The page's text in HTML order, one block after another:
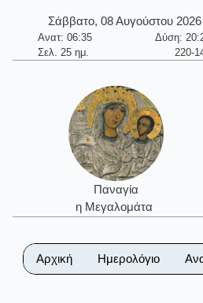
Σάββατο, 08 Αυγούστου 2026
Ανατ: 06:35
Δύση:
Σελ. 25 ημ.
220-
Παναγία
η Μεγαλομάτα
Αρχική Ημερολόγιο